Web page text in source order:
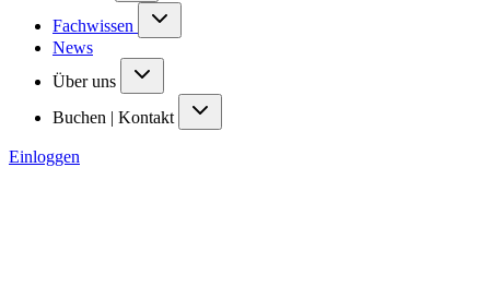
Fachwissen
News
Über uns
Buchen | Kontakt
Einloggen